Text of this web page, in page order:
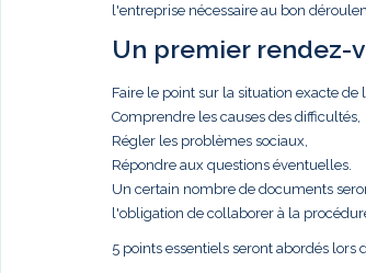
l'entreprise nécessaire au bon
Un premier rendez-
Faire le point sur la situation exacte de
Comprendre les causes des difficultés,
Régler les problèmes sociaux,
Répondre aux questions éventuelles.
Un certain nombre de documents
l'obligation de collaborer à la
5 points essentiels seront abordés lors